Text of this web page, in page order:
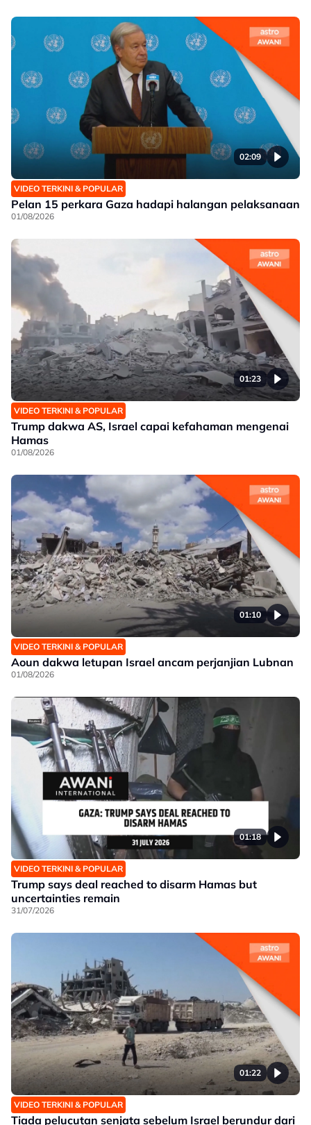
02:09
VIDEO TERKINI & POPULAR
Pelan 15 perkara Gaza hadapi halangan pelaksanaan
01/08/2026
01:23
VIDEO TERKINI & POPULAR
Trump dakwa AS, Israel capai kefahaman mengenai
Hamas
01/08/2026
01:10
VIDEO TERKINI & POPULAR
Aoun dakwa letupan Israel ancam perjanjian Lubnan
01/08/2026
01:18
VIDEO TERKINI & POPULAR
Trump says deal reached to disarm Hamas but
uncertainties remain
31/07/2026
01:22
VIDEO TERKINI & POPULAR
Tiada pelucutan senjata sebelum Israel berundur dari